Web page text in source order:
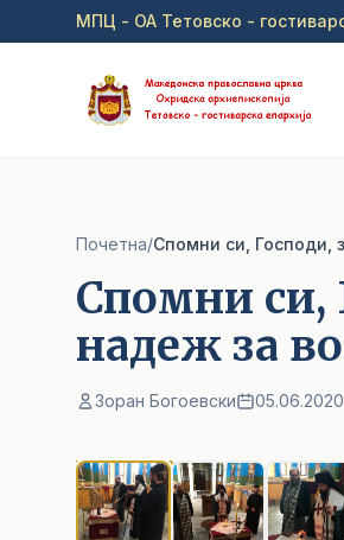
Прејди на главна содржина
МПЦ - ОА Тетовско -
Почетна/Спомни си, Господи,
Спомни си,
надеж за
Зоран Богоевски 05.06.2020